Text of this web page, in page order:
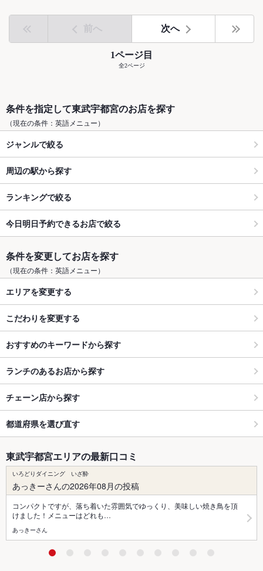
前へ 次へ
1ページ目
全2ページ
条件を指定して東武宇都宮のお店を探す
（現在の条件：英語メニュー）
ジャンルで絞る
周辺の駅から探す
ランキングで絞る
今日明日予約できるお店で絞る
条件を変更してお店を探す
（現在の条件：英語メニュー）
エリアを変更する
こだわりを変更する
おすすめのキーワードから探す
ランチのあるお店から探す
チェーン店から探す
都道府県を選び直す
東武宇都宮エリアの最新口コミ
いろどりダイニング いざ酔
あっきーさんの2026年08月の投稿
コンパクトですが、落ち着いた雰囲気でゆっくり、美味しい焼き鳥を頂
けました！メニューはどれも…
あっきーさん